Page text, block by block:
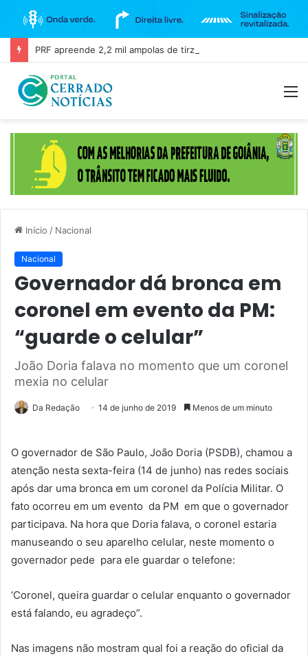
Início / Nacional
Nacional
Governador dá bronca em
coronel em evento da PM:
“guarde o celular”
João Doria falava no momento que um coronel
mexia no celular
Da Redação 14 de junho de 2019 Menos de um minuto
O governador de São Paulo, João Doria (PSDB), chamou a
atenção nesta sexta-feira (14 de junho) nas redes sociais
após dar uma bronca em um coronel da Polícia Militar. O
fato ocorreu em um evento da PM em que o governador
participava. Na hora que Doria falava, o coronel estaria
manuseando o seu aparelho celular, neste momento o
governador pede para ele guardar o telefone:
‘Coronel, queira guardar o celular enquanto o governador
está falando, eu agradeço”.
Nas imagens não mostram qual foi a reação do oficial da